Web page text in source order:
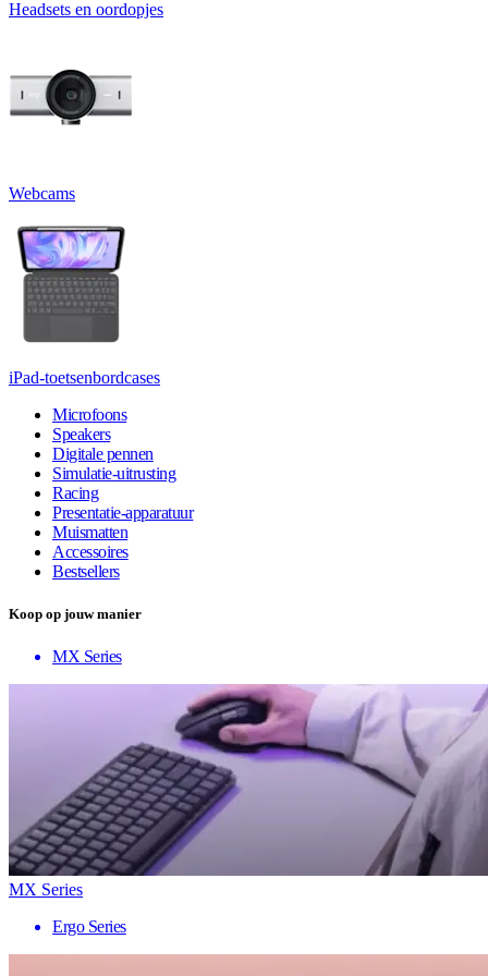
Headsets en oordopjes
Webcams
iPad-toetsenbordcases
Microfoons
Speakers
Digitale pennen
Simulatie-uitrusting
Racing
Presentatie-apparatuur
Muismatten
Accessoires
Bestsellers
Koop op jouw manier
MX Series
MX Series
Ergo Series